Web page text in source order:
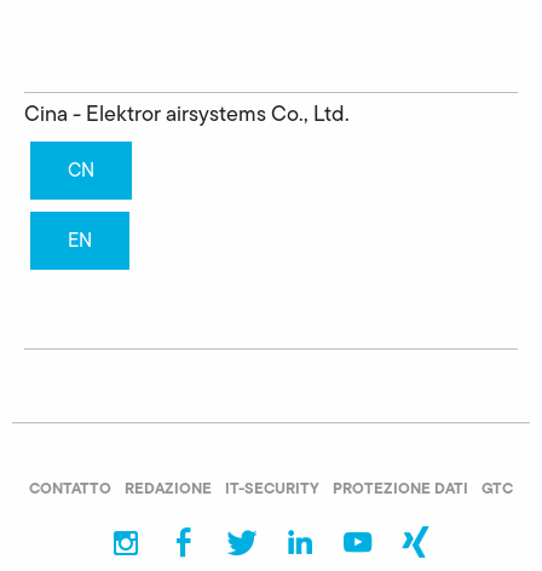
Cina - Elektror airsystems Co., Ltd.
CN
EN
CONTATTO REDAZIONE IT-SECURITY PROTEZIONE DATI GTC